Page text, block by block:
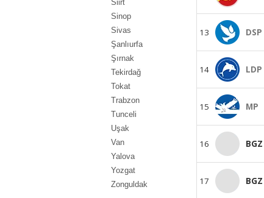
Siirt
Sinop
Sivas
Şanlıurfa
Şırnak
Tekirdağ
Tokat
Trabzon
Tunceli
Uşak
Van
Yalova
Yozgat
Zonguldak
13 DSP
14 LDP
15 MP
16 BGZ
17 BGZ